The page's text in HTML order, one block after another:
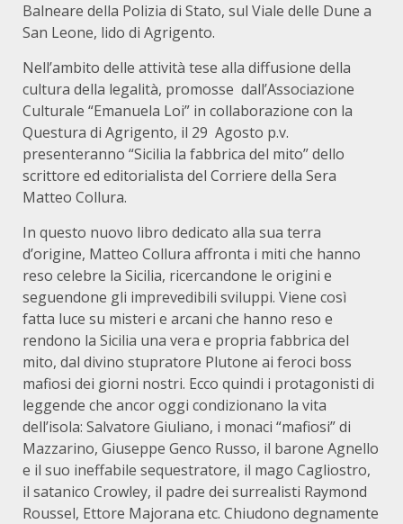
Balneare della Polizia di Stato, sul Viale delle Dune a
San Leone, lido di Agrigento.
Nell’ambito delle attività tese alla diffusione della
cultura della legalità, promosse dall’Associazione
Culturale “Emanuela Loi” in collaborazione con la
Questura di Agrigento, il 29 Agosto p.v.
presenteranno “Sicilia la fabbrica del mito” dello
scrittore ed editorialista del Corriere della Sera
Matteo Collura.
In questo nuovo libro dedicato alla sua terra
d’origine, Matteo Collura affronta i miti che hanno
reso celebre la Sicilia, ricercandone le origini e
seguendone gli imprevedibili sviluppi. Viene così
fatta luce su misteri e arcani che hanno reso e
rendono la Sicilia una vera e propria fabbrica del
mito, dal divino stupratore Plutone ai feroci boss
mafiosi dei giorni nostri. Ecco quindi i protagonisti di
leggende che ancor oggi condizionano la vita
dell’isola: Salvatore Giuliano, i monaci “mafiosi” di
Mazzarino, Giuseppe Genco Russo, il barone Agnello
e il suo ineffabile sequestratore, il mago Cagliostro,
il satanico Crowley, il padre dei surrealisti Raymond
Roussel, Ettore Majorana etc. Chiudono degnamente